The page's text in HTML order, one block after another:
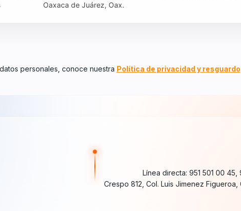
Oaxaca de Juárez, Oax.
personales, conoce nuestra Política de privacidad y resguardo
Línea directa: 951 501 00 45,
Crespo 812, Col. Luis Jimenez